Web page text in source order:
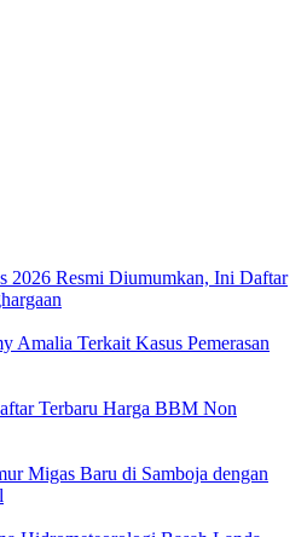
2026 Resmi Diumumkan, Ini Daftar
Amalia Terkait Kasus Pemerasan
Terbaru Harga BBM Non
Migas Baru di Samboja dengan